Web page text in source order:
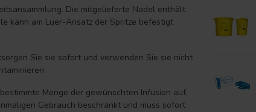
Die mitgelieferte Nadel enthält
kann am Luer-Ansatz der Spritze befestigt
Sie sie sofort und verwenden Sie sie nicht
Menge der gewünschten Infusion auf,
Gebrauch beschränkt und muss sofort